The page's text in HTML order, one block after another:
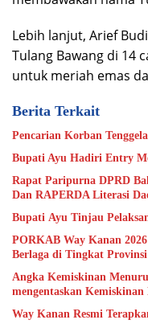
Lebih lanjut, Arief
Tulang Bawang di 14
untuk meriah emas
Berita Terkait
Bupati Ayu Hadiri Entry
Rapat Paripurna DPRD
Dan RAPERDA Literasi
Bupati Ayu Tinjau
PORKAB Way Kanan
Berlaga di Tingkat Provinsi
Angka Kemiskinan
mengentaskan Kemiskinan
Way Kanan Resmi